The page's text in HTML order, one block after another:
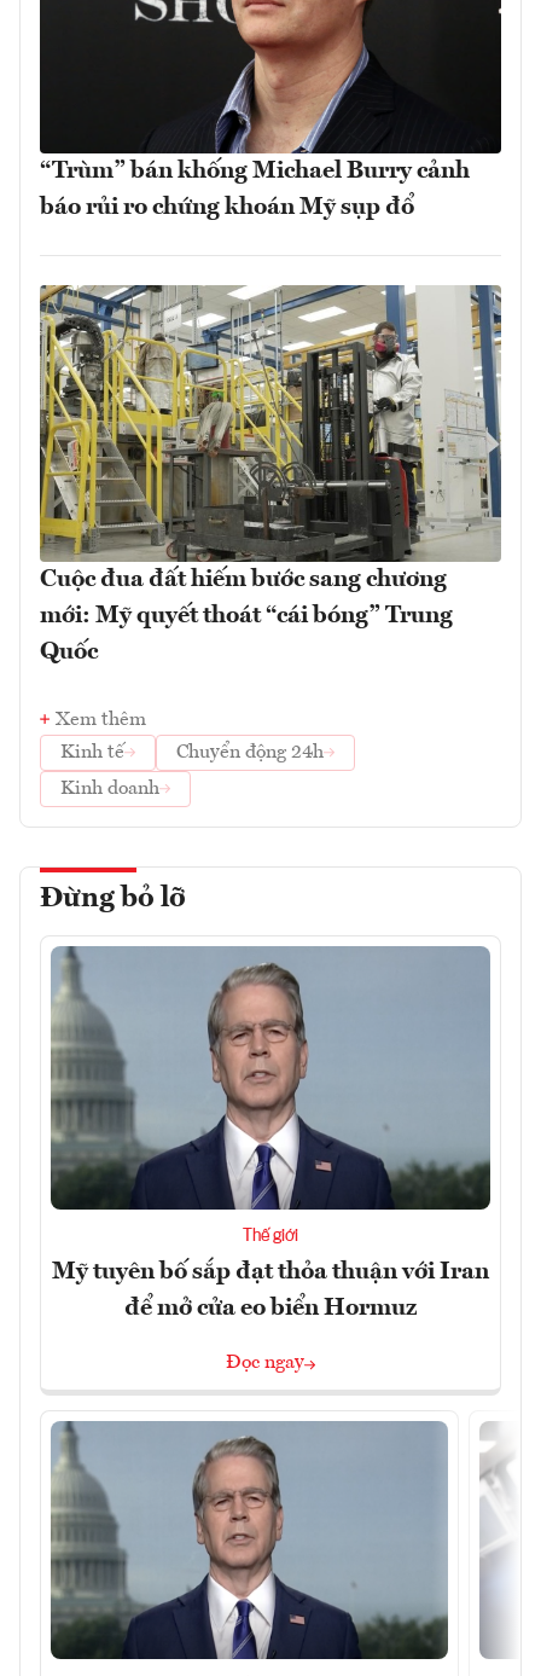
“Trùm” bán khống Michael Burry cảnh
báo rủi ro chứng khoán Mỹ sụp đổ
Cuộc đua đất hiếm bước sang chương
mới: Mỹ quyết thoát “cái bóng” Trung
Quốc
Xem thêm
Kinh tế
Chuyển động 24h
Kinh doanh
Đừng bỏ lỡ
Thế giới
Mỹ tuyên bố sắp đạt thỏa thuận với Iran
để mở cửa eo biển Hormuz
Đọc ngay